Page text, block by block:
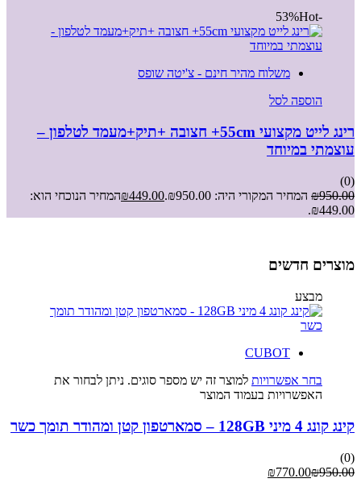
-53%
Hot
משלוח מהיר חינם - צ'יטה שופס
הוספה לסל
רינג לייט מקצועי 55cm+ חצובה +תיק+מעמד לטלפון –
עוצמתי במיוחד
(0)
₪950.00 המחיר המקורי היה: ₪950.00. ₪449.00
המחיר הנוכחי הוא:
₪449.00.
מוצרים חדשים
מבצע
CUBOT
בחר אפשרויות למוצר זה יש מספר סוגים. ניתן לבחור את
האפשרויות בעמוד המוצר
קינג קונג 4 מיני 128GB – סמארטפון קטן ומהודר תומך כשר
(0)
₪950.00
₪770.00